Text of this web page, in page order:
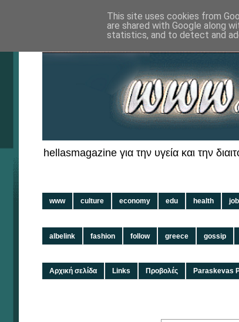
hellasmagazine για την υγεία και την
www culture economy edu health job
albelink fashion follow greece gossip
Αρχική σελίδα Links Προβολές Paraskevas
This site uses cookies from
are shared with Google along
statistics, and to detect and